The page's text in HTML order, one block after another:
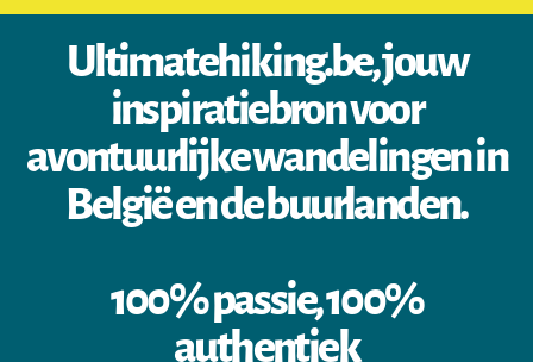
Ultimatehiking.be, jouw
inspiratiebron voor
avontuurlijke wandelingen in
België en de buurlanden.
100% passie, 100%
authentiek